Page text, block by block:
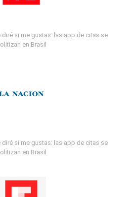
diré si me gustas: las app de citas se
en Brasil
diré si me gustas: las app de citas se
en Brasil